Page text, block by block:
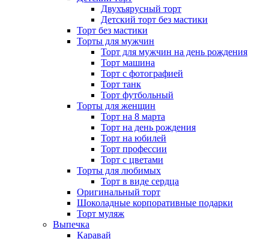
Двухъярусный торт
Детский торт без мастики
Торт без мастики
Торты для мужчин
Торт для мужчин на день рождения
Торт машина
Торт с фотографией
Торт танк
Торт футбольный
Торты для женщин
Торт на 8 марта
Торт на день рождения
Торт на юбилей
Торт профессии
Торт с цветами
Торты для любимых
Торт в виде сердца
Оригинальный торт
Шоколадные корпоративные подарки
Торт муляж
Выпечка
Каравай